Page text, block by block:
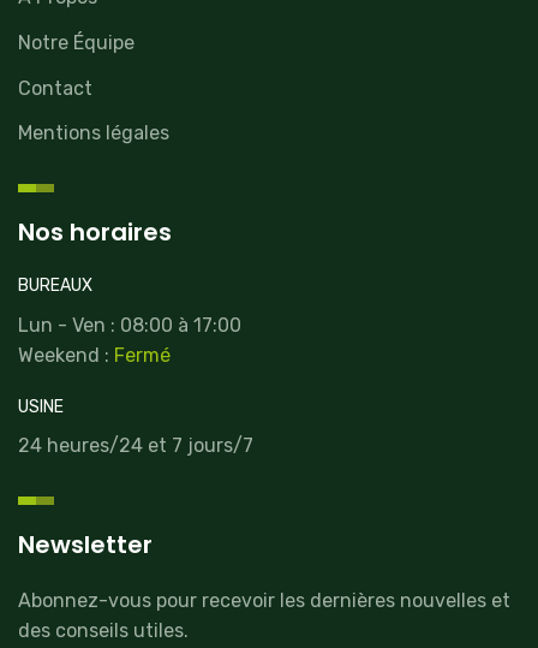
Notre Équipe
Contact
Mentions légales
Nos horaires
BUREAUX
Lun - Ven : 08:00 à 17:00
Weekend : Fermé
USINE
24 heures/24 et 7 jours/7
Newsletter
Abonnez-vous pour recevoir les dernières nouvelles et
des conseils utiles.